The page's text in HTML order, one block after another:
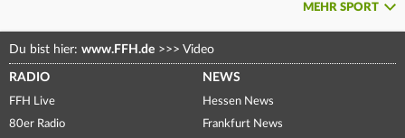
MEHR SPORT
Du bist hier: www.FFH.de >>> Video
RADIO
FFH Live
80er Radio
NEWS
Hessen News
Frankfurt News